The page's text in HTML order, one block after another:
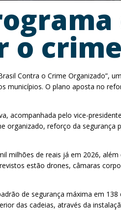
o
Contra o Crime Organizado”,
municípios. O plano aposta no
acompanhada pelo vice-
organizado, reforço da
milhões de reais já em 2026,
estão drones, câmaras
de segurança máxima em
das cadeias, através da